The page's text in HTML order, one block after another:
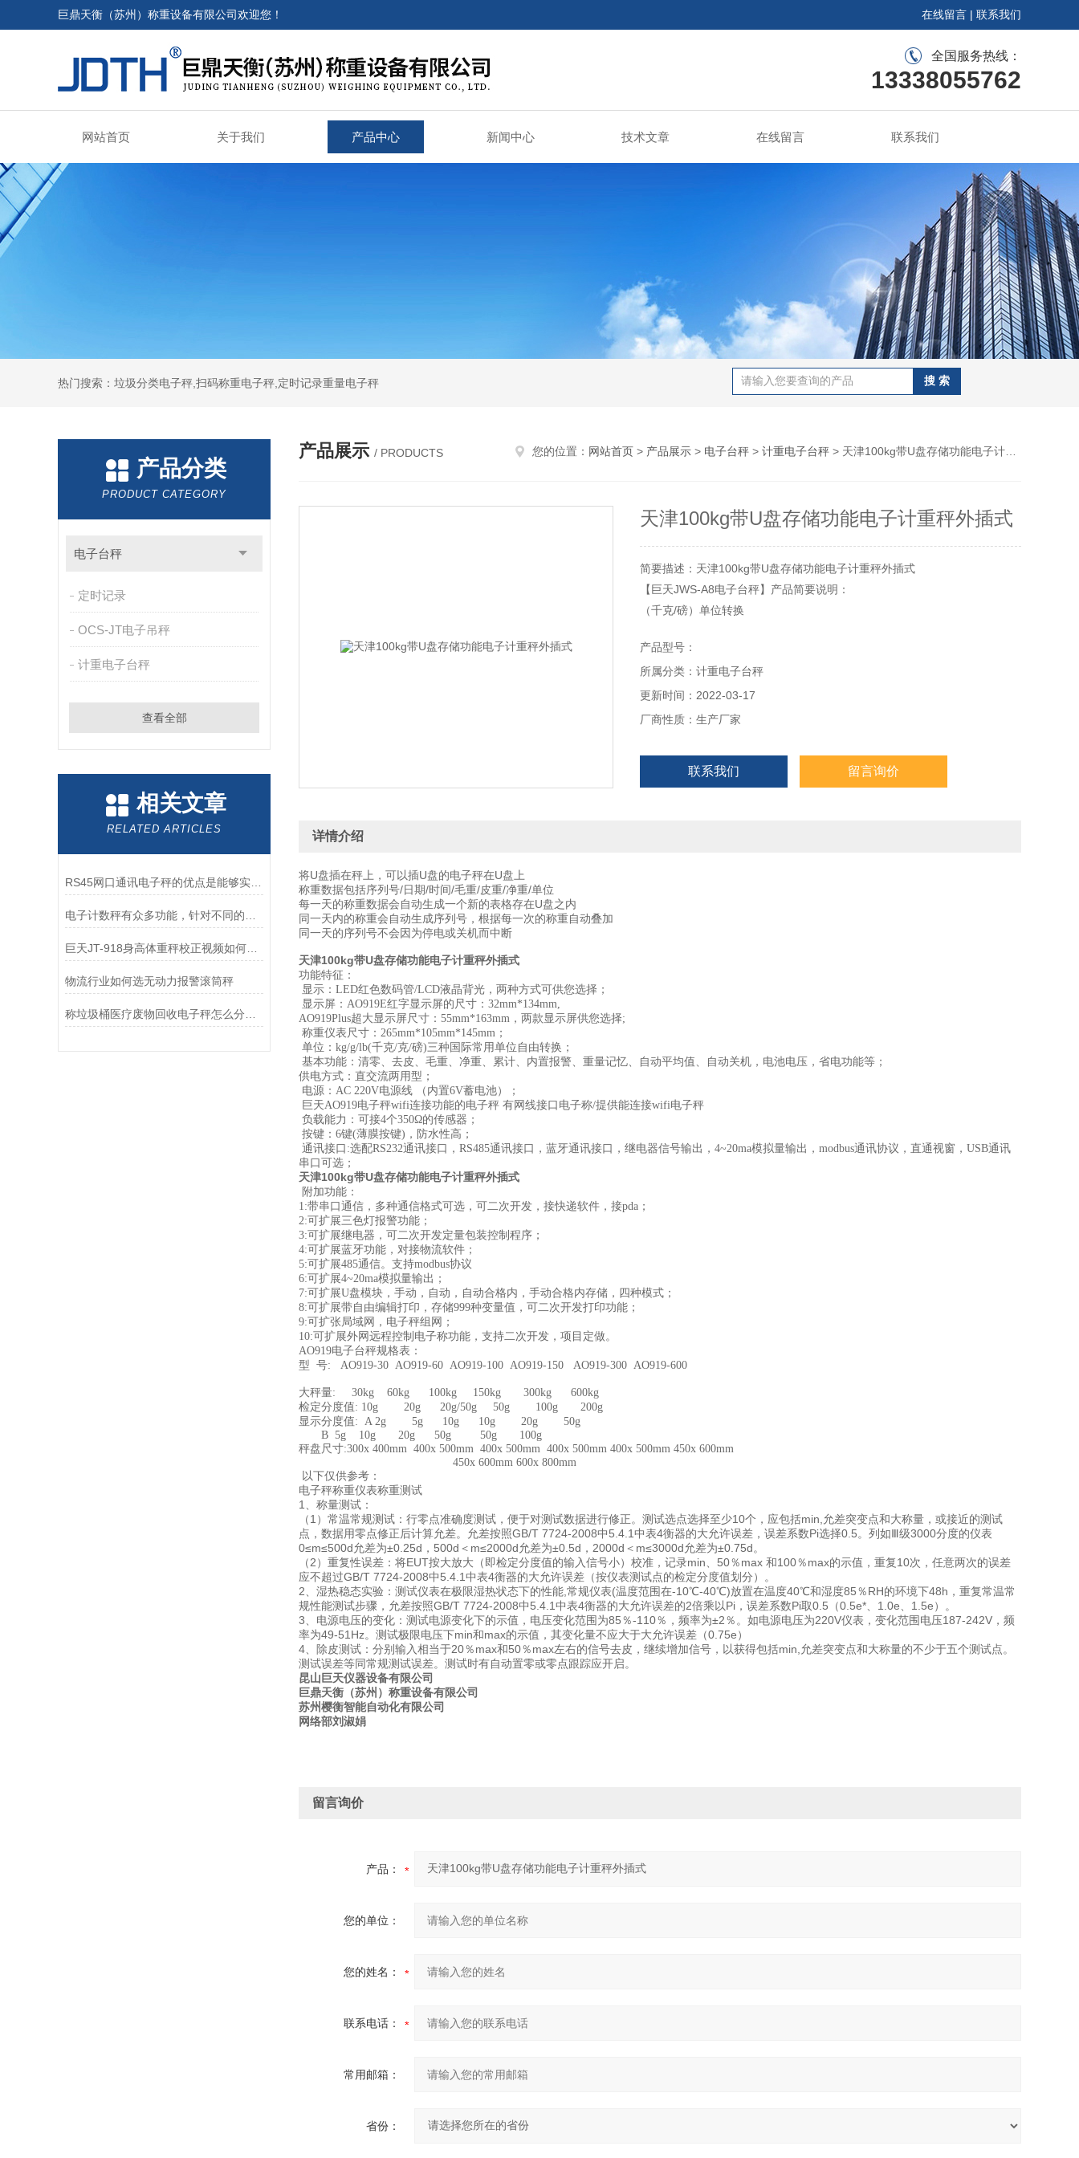
巨鼎天衡（苏州）称重设备有限公司欢迎您！ 在线留言 | 联系我们
全国服务热线：
13338055762
网站首页 关于我们 产品中心 新闻中心 技术文章 在线留言 联系我们
热门搜索：垃圾分类电子秤,扫码称重电子秤,定时记录重量电子秤
产品分类
PRODUCT CATEGORY
电子台秤
定时记录
OCS-JT电子吊秤
计重电子台秤
查看全部
相关文章
RELATED ARTICLES
巨天JT-918身高体重秤校正视频如何操作
物流行业如何选无动力报警滚筒秤
产品展示 / PRODUCTS 您的位置： 网站首页 > 产品展示 > 电子台秤 > 计重电子台秤 > 天津100kg带U盘存储功能电子计重秤外插式
天津100kg带U盘存储功能电子计重秤外插式
简要描述：天津100kg带U盘存储功能电子计重秤外插式
【巨天JWS-A8电子台秤】产品简要说明：
（千克/磅）单位转换
● 上下限重量报警功能
● 重量累加功能
● 6V/4Ah铅酸充电电池或交流220VAC供电
● 软件自动校正
● 不锈钢秤盘
● 秤量/分度值
产品型号：
所属分类：计重电子台秤
更新时间：2022-03-17
厂商性质：生产厂家
联系我们 留言询价
详情介绍
将U盘插在秤上，可以插U盘的电子秤在U盘上
称重数据包括序列号/日期/时间/毛重/皮重/净重/单位
每一天的称重数据会自动生成一个新的表格存在U盘之内
同一天内的称重会自动生成序列号，根据每一次的称重自动叠加
同一天的序列号不会因为停电或关机而中断
天津100kg带U盘存储功能电子计重秤外插式
功能特征：
显示：LED红色数码管/LCD液晶背光，两种方式可供您选择；
显示屏：AO919E红字显示屏的尺寸：32mm*134mm,
AO919Plus超大显示屏尺寸：55mm*163mm，两款显示屏供您选择;
称重仪表尺寸：265mm*105mm*145mm；
单位：kg/g/lb(千克/克/磅)三种国际常用单位自由转换；
基本功能：清零、去皮、毛重、净重、累计、内置报警、重量记忆、自动平均值、自动关机，电池电压，省电功能等；
供电方式：直交流两用型；
电源：AC 220V电源线 （内置6V蓄电池）；
巨天AO919电子秤wifi连接功能的电子秤 有网线接口电子称/提供能连接wifi电子秤
负载能力：可接4个350Ω的传感器；
按键：6键(薄膜按键)，防水性高；
通讯接口:选配RS232通讯接口，RS485通讯接口，蓝牙通讯接口，继电器信号输出，4~20ma模拟量输出，modbus通讯协议，直通视窗，USB通讯
串口可选；
天津100kg带U盘存储功能电子计重秤外插式
附加功能：
1:带串口通信，多种通信格式可选，可二次开发，接快递软件，接pda；
2:可扩展三色灯报警功能；
3:可扩展继电器，可二次开发定量包装控制程序；
4:可扩展蓝牙功能，对接物流软件；
5:可扩展485通信。支持modbus协议
6:可扩展4~20ma模拟量输出；
7:可扩展U盘模块，手动，自动，自动合格内，手动合格内存储，四种模式；
8:可扩展带自由编辑打印，存储999种变量值，可二次开发打印功能；
9:可扩张局域网，电子秤组网；
10:可扩展外网远程控制电子称功能，支持二次开发，项目定做。
AO919电子台秤规格表：
型 号: AO919-30 AO919-60 AO919-100 AO919-150 AO919-300 AO919-600
大秤量: 30kg 60kg 100kg 150kg 300kg 600kg
检定分度值: 10g 20g 20g/50g 50g 100g 200g
显示分度值: A 2g 5g 10g 10g 20g 50g
B 5g 10g 20g 50g 50g 100g
秤盘尺寸:300x 400mm 400x 500mm 400x 500mm 400x 500mm 400x 500mm 450x 600mm
450x 600mm 600x 800mm
以下仅供参考：
电子秤称重仪表称重测试
1、称量测试：
（1）常温常规测试：行零点准确度测试，便于对测试数据进行修正。测试选点选择至少10个，应包括min,允差突变点和大称量，或接近的测试
点，数据用零点修正后计算允差。允差按照GB/T 7724-2008中5.4.1中表4衡器的大允许误差，误差系数Pi选择0.5。列如Ⅲ级3000分度的仪表
0≤m≤500d允差为±0.25d，500d＜m≤2000d允差为±0.5d，2000d＜m≤3000d允差为±0.75d。
（2）重复性误差：将EUT按大放大（即检定分度值的输入信号小）校准，记录min、50％max 和100％max的示值，重复10次，任意两次的误差
应不超过GB/T 7724-2008中5.4.1中表4衡器的大允许误差（按仪表测试点的检定分度值划分）。
2、湿热稳态实验：测试仪表在极限湿热状态下的性能,常规仪表(温度范围在-10℃-40℃)放置在温度40℃和湿度85％RH的环境下48h，重复常温常
规性能测试步骤，允差按照GB/T 7724-2008中5.4.1中表4衡器的大允许误差的2倍乘以Pi，误差系数Pi取0.5（0.5e*、1.0e、1.5e）。
3、电源电压的变化：测试电源变化下的示值，电压变化范围为85％-110％，频率为±2％。如电源电压为220V仪表，变化范围电压187-242V，频
率为49-51Hz。测试极限电压下min和max的示值，其变化量不应大于大允许误差（0.75e）
4、除皮测试：分别输入相当于20％max和50％max左右的信号去皮，继续增加信号，以获得包括min,允差突变点和大称量的不少于五个测试点。
测试误差等同常规测试误差。测试时有自动置零或零点跟踪应开启。
昆山巨天仪器设备有限公司
巨鼎天衡（苏州）称重设备有限公司
苏州樱衡智能自动化有限公司
网络部刘淑娟
留言询价
产品：
您的单位：
您的姓名：
联系电话：
常用邮箱：
省份：